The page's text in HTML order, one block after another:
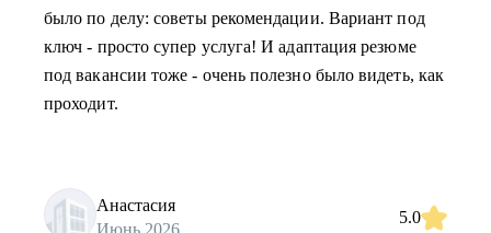
было по делу: советы рекомендации. Вариант под
ключ - просто супер услуга! И адаптация резюме
под вакансии тоже - очень полезно было видеть, как
проходит.
Анастасия
Июнь 2026
5.0